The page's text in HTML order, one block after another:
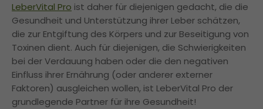
LeberVital Pro ist daher für diejenigen gedacht, die die
Gesundheit und Unterstützung ihrer Leber schätzen,
die zur Entgiftung des Körpers und zur Beseitigung von
Toxinen dient. Auch für diejenigen, die Schwierigkeiten
bei der Verdauung haben oder die den negativen
Einfluss ihrer Ernährung (oder anderer externer
Faktoren) ausgleichen wollen, ist LeberVital Pro der
grundlegende Partner für ihre Gesundheit!